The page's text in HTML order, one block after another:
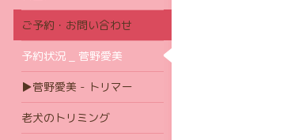
ご予約・お問い合わせ
予約状況 _ 菅野愛美
▶菅野愛美 - トリマー
老犬のトリミング